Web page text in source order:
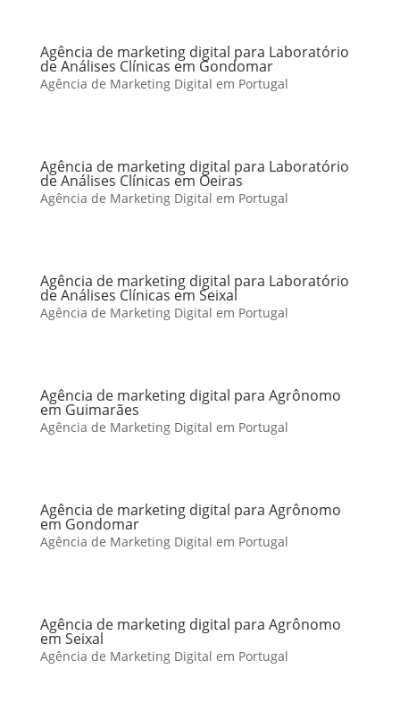
Agência de marketing digital para Laboratório
de Análises Clínicas em Gondomar
Agência de Marketing Digital em Portugal
Agência de marketing digital para Laboratório
de Análises Clínicas em Oeiras
Agência de Marketing Digital em Portugal
Agência de marketing digital para Laboratório
de Análises Clínicas em Seixal
Agência de Marketing Digital em Portugal
Agência de marketing digital para Agrônomo
em Guimarães
Agência de Marketing Digital em Portugal
Agência de marketing digital para Agrônomo
em Gondomar
Agência de Marketing Digital em Portugal
Agência de marketing digital para Agrônomo
em Seixal
Agência de Marketing Digital em Portugal